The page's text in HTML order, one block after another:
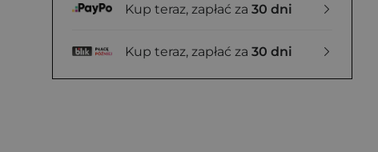
Kup teraz, zapłać za 30 dni
Kup teraz, zapłać za 30 dni